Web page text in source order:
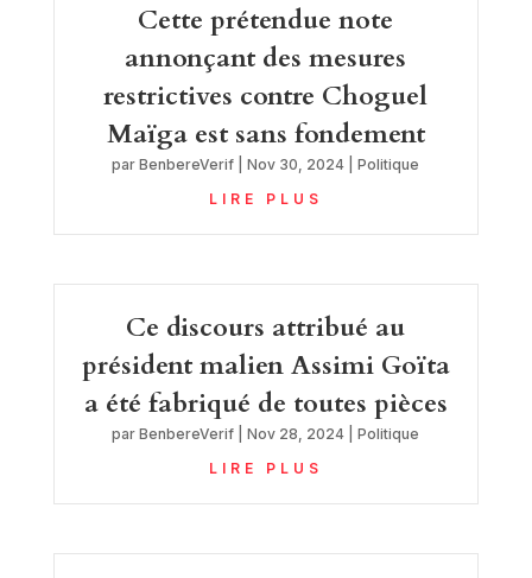
Cette prétendue note
annonçant des mesures
restrictives contre Choguel
Maïga est sans fondement
parBenbereVerif |Nov 30, 2024 |Politique
LIRE PLUS
Ce discours attribué au
président malien Assimi Goïta
a été fabriqué de toutes pièces
parBenbereVerif |Nov 28, 2024 |Politique
LIRE PLUS